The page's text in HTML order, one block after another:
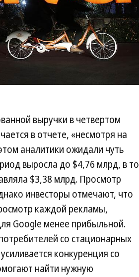
выручки в четвертом
в отчете, «несмотря на
аналитики ожидали чуть
выросла до $4,76 млрд, в то
$3,38 млрд. Просмотр
инвесторы отмечают, что
каждой рекламы,
Google менее прибыльной.
со стационарных
конкуренция со
найти нужную